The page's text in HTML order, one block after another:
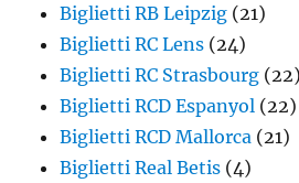
Biglietti RB Leipzig (21)
Biglietti RC Lens (24)
Biglietti RC Strasbourg (22)
Biglietti RCD Espanyol (22)
Biglietti RCD Mallorca (21)
Biglietti Real Betis (4)